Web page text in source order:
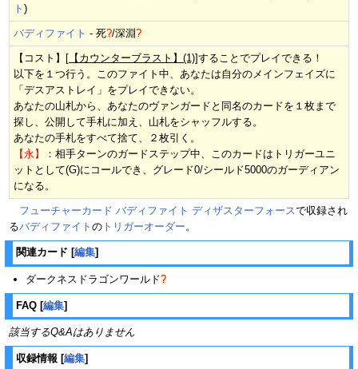
ト )
バディファイト - 死?/深淵?
【コスト】[ 【カウンターブラスト】(1)]することでプレイできる！
以下を１つ行う。このファイト中、あなたは自分のメインフェイズに
「デスアストレイ」をプレイできない。
あなたの山札から、あなたのヴァンガードと同名のカードを１枚まで
探し、公開して手札に加え、山札をシャッフルする。
あなたの手札をすべて捨て、２枚引く。
【永】
：相手ターンのガードステップ中、このカードはトリガーユニ
ットとして(G)にコールでき、グレード0/シールド5000のガーディアン
になる。
フューチャーカード バディファイト ディザスターフォースで収録され
るバディファイト の トリガーオーダー。
関連カード [編集]
ダークネスドラゴンワールド?
FAQ [編集]
該当するQ&Aはありません
収録情報 [編集]